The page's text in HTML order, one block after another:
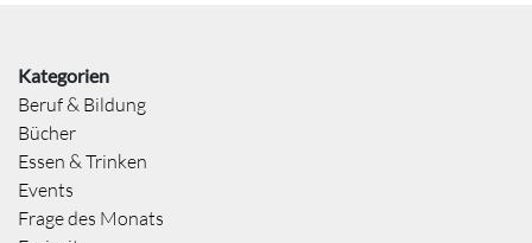
Kategorien
Beruf & Bildung
Bücher
Essen & Trinken
Events
Frage des Monats